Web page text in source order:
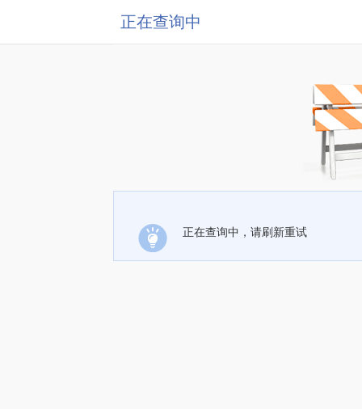
正在查询中
正在查询中，请刷新重试